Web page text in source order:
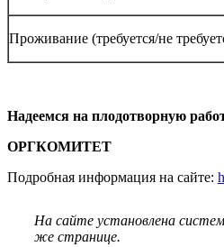
Проживание (требуется/не
Надеемся на плодотворную
ОРГКОМИТЕТ
Подробная информация на сайте:
На сайте установлена
же странице.